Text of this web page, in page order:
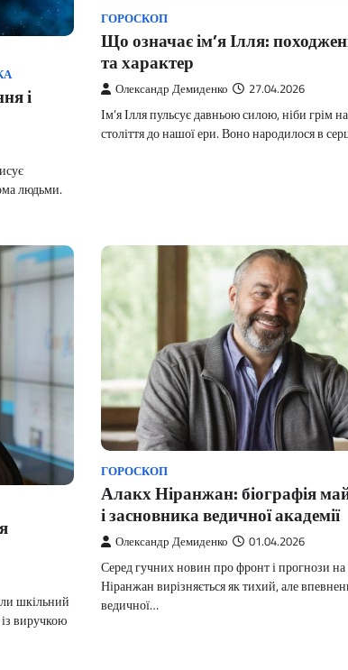
і
людьми.
ГОРОСКОП
Що означає ім’я Ілля:
та характер
Олександр Демиденко 27.04.2026
Ім’я Ілля пульсує давньою силою, ніби грім
століття до нашої ери. Воно народилося в
шкільний
виручкою
ГОРОСКОП
Алакх Ніранжан: біографія
і засновника ведичної академії
Олександр Демиденко 01.04.2026
Серед гучних новин про фронт і прогнози на
Ніранжан вирізняється як тихий, але
ведичної…